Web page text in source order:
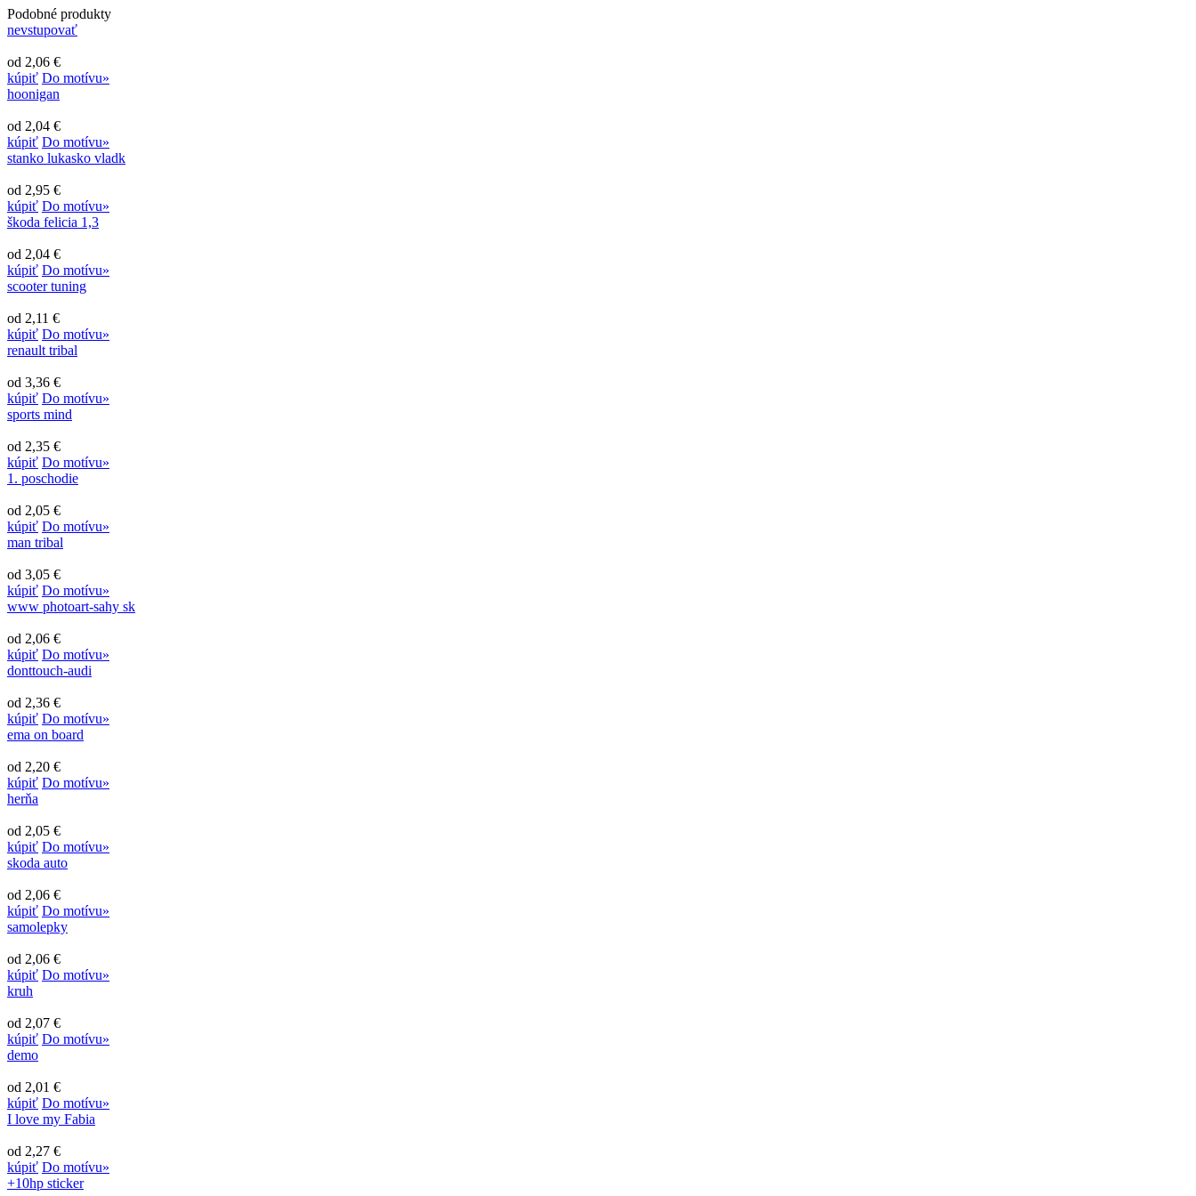
Podobné produkty
nevstupovať
od 2,06 €
kúpiť Do motívu»
hoonigan
od 2,04 €
kúpiť Do motívu»
stanko lukasko vladk
od 2,95 €
kúpiť Do motívu»
škoda felicia 1,3
od 2,04 €
kúpiť Do motívu»
scooter tuning
od 2,11 €
kúpiť Do motívu»
renault tribal
od 3,36 €
kúpiť Do motívu»
sports mind
od 2,35 €
kúpiť Do motívu»
1. poschodie
od 2,05 €
kúpiť Do motívu»
man tribal
od 3,05 €
kúpiť Do motívu»
www photoart-sahy sk
od 2,06 €
kúpiť Do motívu»
donttouch-audi
od 2,36 €
kúpiť Do motívu»
ema on board
od 2,20 €
kúpiť Do motívu»
herňa
od 2,05 €
kúpiť Do motívu»
skoda auto
od 2,06 €
kúpiť Do motívu»
samolepky
od 2,06 €
kúpiť Do motívu»
kruh
od 2,07 €
kúpiť Do motívu»
demo
od 2,01 €
kúpiť Do motívu»
I love my Fabia
od 2,27 €
kúpiť Do motívu»
+10hp sticker